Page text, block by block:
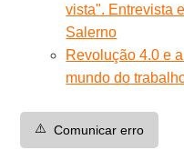
vista". Entrevista
Salerno
Revolução 4.0 e
mundo do
⚠️ Comunicar erro